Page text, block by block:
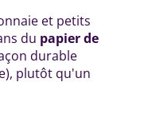
et petits
du papier de
durable
plutôt qu'un